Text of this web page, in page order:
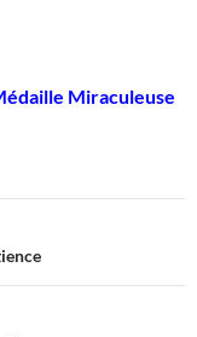
Miraculeuse